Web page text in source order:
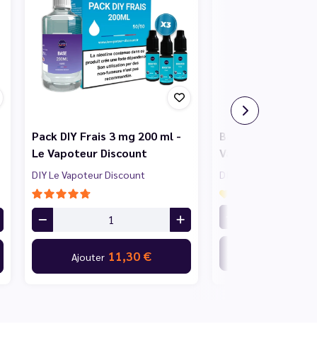
Pack DIY Frais 3 mg 200 ml -
Le Vapoteur Discount
DIY Le Vapoteur Discount
Ajouter 11,30 €
Base 1 L 80/20
Vapoteur
DIY Le Vapoteur